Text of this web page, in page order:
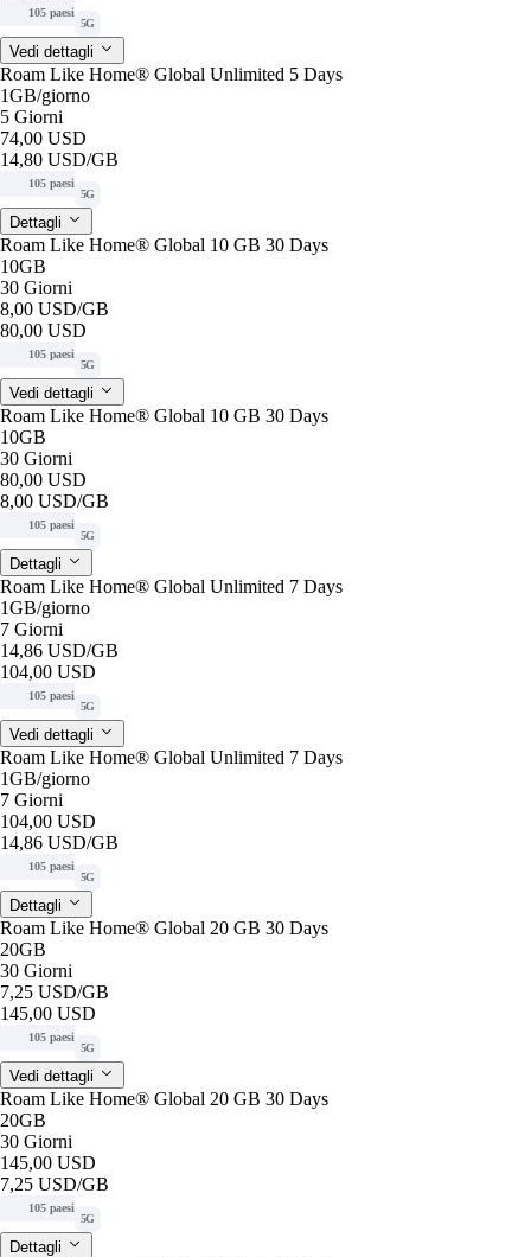
105 paesi
5G
Vedi dettagli
Roam Like Home® Global Unlimited 5 Days
1GB/giorno
5 Giorni
74,00 USD
14,80 USD/GB
105 paesi
5G
Dettagli
Roam Like Home® Global 10 GB 30 Days
10GB
30 Giorni
8,00 USD/GB
80,00 USD
105 paesi
5G
Vedi dettagli
Roam Like Home® Global 10 GB 30 Days
10GB
30 Giorni
80,00 USD
8,00 USD/GB
105 paesi
5G
Dettagli
Roam Like Home® Global Unlimited 7 Days
1GB/giorno
7 Giorni
14,86 USD/GB
104,00 USD
105 paesi
5G
Vedi dettagli
Roam Like Home® Global Unlimited 7 Days
1GB/giorno
7 Giorni
104,00 USD
14,86 USD/GB
105 paesi
5G
Dettagli
Roam Like Home® Global 20 GB 30 Days
20GB
30 Giorni
7,25 USD/GB
145,00 USD
105 paesi
5G
Vedi dettagli
Roam Like Home® Global 20 GB 30 Days
20GB
30 Giorni
145,00 USD
7,25 USD/GB
105 paesi
5G
Dettagli